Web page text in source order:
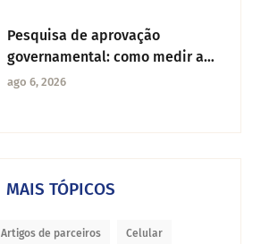
Pesquisa de aprovação
governamental: como medir a
confiança dos cidadãos
ago 6, 2026
MAIS TÓPICOS
Artigos de parceiros Celular